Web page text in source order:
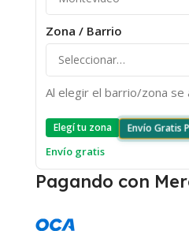
Zona / Barrio
Al elegir el barrio/zona se
Elegí tu zona Envío Gratis
Envío gratis
Pagando con